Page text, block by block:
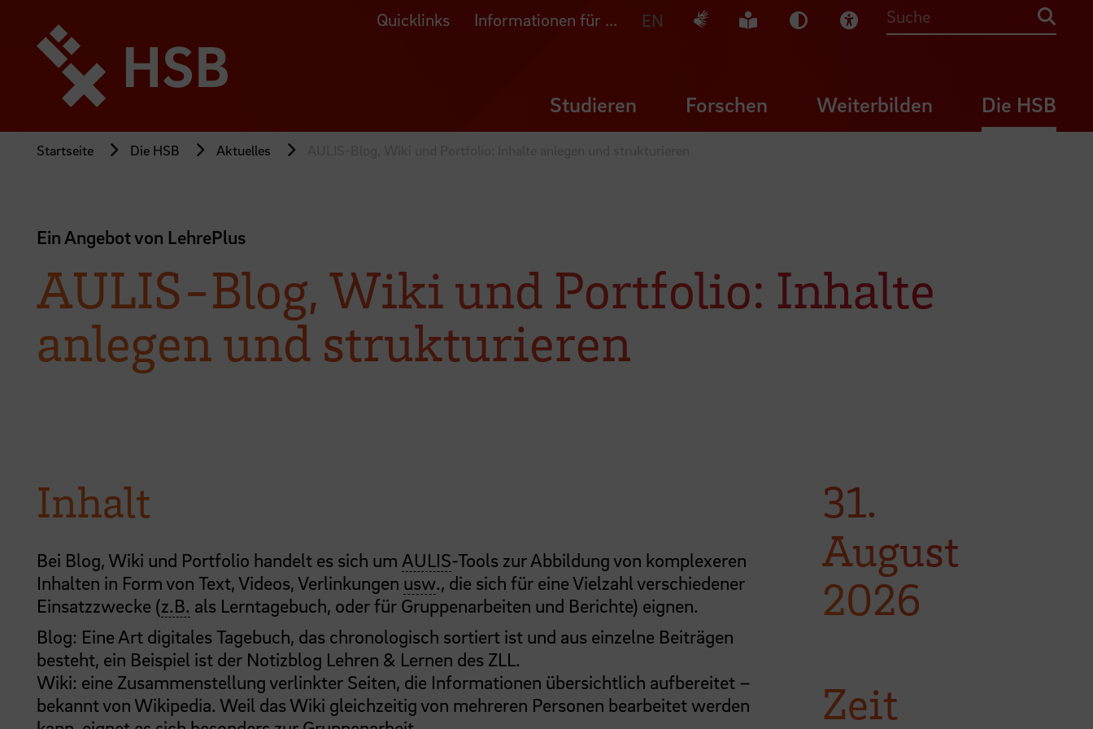
Seiteninhalt
springen
Quicklinks Informationen für ... EN Deutsche Gebärdensprache
Leichte Sprache
Dunkel-Modus
Visuelle Hilfe
Suche
Studieren Forschen Weiterbilden Die HSB
Startseite Die HSB Aktuelles
Ein Angebot von LehrePlus
AULIS-Blog, Wiki und Portfolio: Inhalte
anlegen und strukturieren
Inhalt
Bei Blog, Wiki und Portfolio handelt es sich um AULIS-Tools zur Abbildung von komplexeren
Inhalten in Form von Text, Videos, Verlinkungen usw., die sich für eine Vielzahl verschiedener
Einsatzzwecke (z.B. als Lerntagebuch, oder für Gruppenarbeiten und Berichte) eignen.
Blog: Eine Art digitales Tagebuch, das chronologisch sortiert ist und aus einzelne Beiträgen
besteht, ein Beispiel ist der Notizblog Lehren & Lernen des ZLL.
Wiki: eine Zusammenstellung verlinkter Seiten, die Informationen übersichtlich aufbereitet –
bekannt von Wikipedia. Weil das Wiki gleichzeitig von mehreren Personen bearbeitet werden
31.
August
2026
Zeit